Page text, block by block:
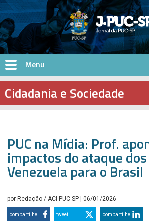
Pular para o conteúdo principal
Cidadania e Sociedade
PUC na Mídia: Prof.
impactos do ataque dos
Venezuela para o Brasil
por Redação / ACI PUC-SP | 06/01/2026
compartilhe tweet compartilhe